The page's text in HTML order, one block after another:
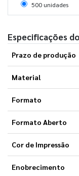
Selecionar 500
500 unidades
Especificações
Prazo de produção
Material
Formato
Formato Aberto
Cor de Impressão
Enobrecimento